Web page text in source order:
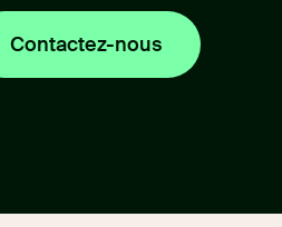
Contactez-nous